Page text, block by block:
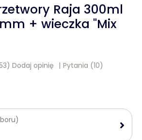
Raja 300ml
+ wieczka "Mix
Dodaj opinię Pytania (10)